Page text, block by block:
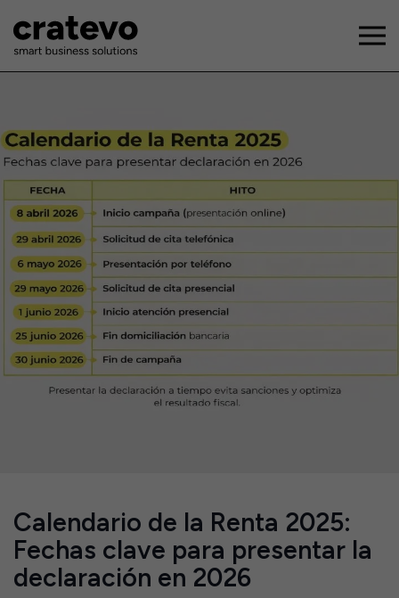
Calendario de la Renta 2025:
Fechas clave para presentar la
declaración en 2026